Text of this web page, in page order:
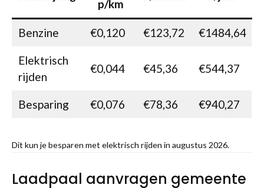
p/km
Benzine €0,120 €123,72 €1484,64
Elektrisch
rijden
€0,044 €45,36 €544,37
Besparing €0,076 €78,36 €940,27
Dit kun je besparen met elektrisch rijden in augustus 2026.
Laadpaal aanvragen gemeente